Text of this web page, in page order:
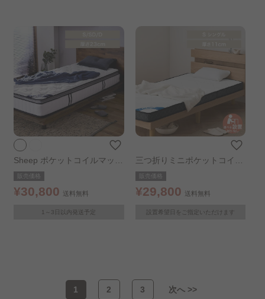
Sheep ポケットコイルマット
レス 厚さ23cm ピロートップ
シングル ホワイト
販売価格
¥30,800 送料無料
1～3日以内発送予定
三つ折りミニポケットコイル
マットレス 11cm シングル ホ
ワイト 開梱設置あり
販売価格
¥29,800 送料無料
設置希望日をご指定いただけます
1 2 3 次へ >>